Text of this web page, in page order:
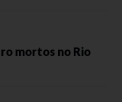
mortos no Rio